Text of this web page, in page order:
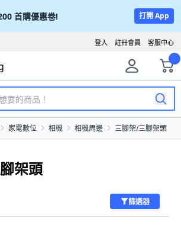
首購優惠卷! 打開 App
客服中心
註冊會員
登入
家電數位 相機 相機周邊 三腳架/三腳架頭
架頭
篩選器